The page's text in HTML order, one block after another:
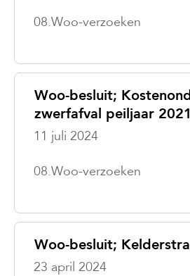
08.Woo-verzoeken
Woo-besluit;
zwerfafval peiljaar 2021
11 juli 2024
08.Woo-verzoeken
Woo-besluit;
23 april 2024